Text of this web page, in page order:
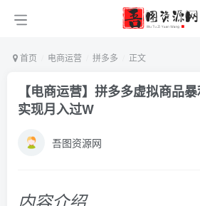
首页 电商运营 拼多多 正文
【电商运营】拼多多虚拟商品
实现月入过W
吾图资源网
内容介绍